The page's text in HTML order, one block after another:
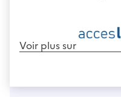
Voir plus sur